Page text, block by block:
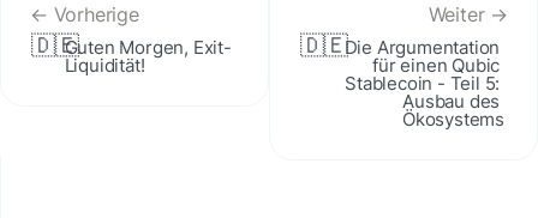
← Vorherige
🇩🇪Guten Morgen, Exit-
Liquidität!
Weiter →
🇩🇪Die Argumentation
für einen Qubic
Stablecoin - Teil 5:
Ausbau des
Ökosystems